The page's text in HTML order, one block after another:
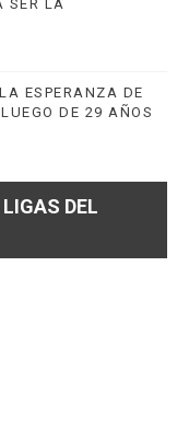
SER LA
ESPERANZA DE
DE 29 AÑOS
DEL